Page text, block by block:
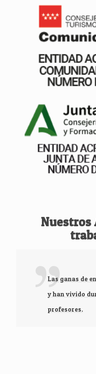
Nuestros
Las ganas de
y han vivido
profesores.